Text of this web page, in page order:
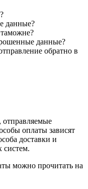
данные?
данные?
обратно в
отправляемые
оплаты зависят
доставки и
систем.
можно прочитать на